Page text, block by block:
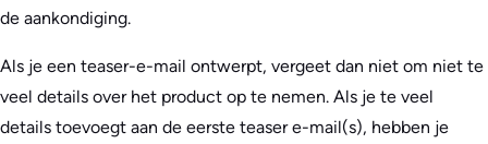
de aankondiging.
Als je een teaser-e-mail ontwerpt, vergeet dan niet om niet te
veel details over het product op te nemen. Als je te veel
details toevoegt aan de eerste teaser e-mail(s), hebben je